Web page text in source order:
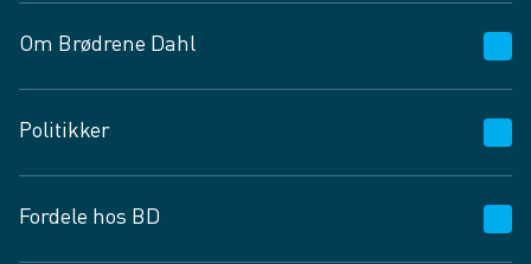
Om Brødrene Dahl
Vagttelefon 30 10 89 89
Spørgsmål og svar
Job og karriere
Politikker
Privatlivspolitik
Fordele hos BD